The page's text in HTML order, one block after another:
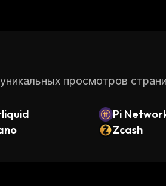
просмотров
Pi
Zcash